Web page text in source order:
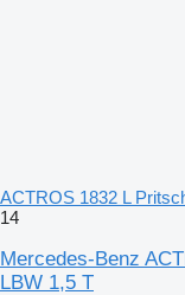
ACTROS 1832 L
14
Mercedes-Benz
LBW 1,5 T